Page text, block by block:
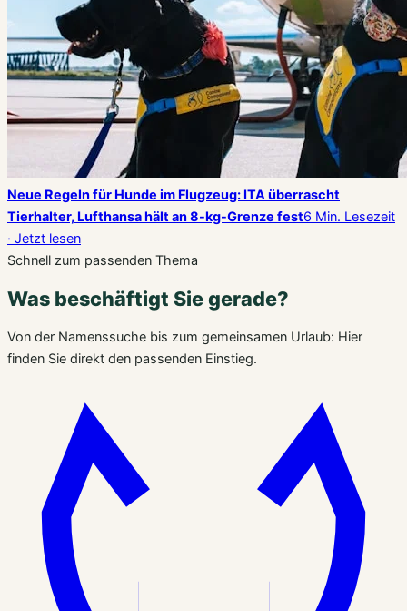
Neue Regeln für Hunde im Flugzeug: ITA überrascht
Tierhalter, Lufthansa hält an 8-kg-Grenze fest6 Min. Lesezeit
· Jetzt lesen
Schnell zum passenden Thema
Was beschäftigt Sie gerade?
Von der Namenssuche bis zum gemeinsamen Urlaub: Hier
finden Sie direkt den passenden Einstieg.